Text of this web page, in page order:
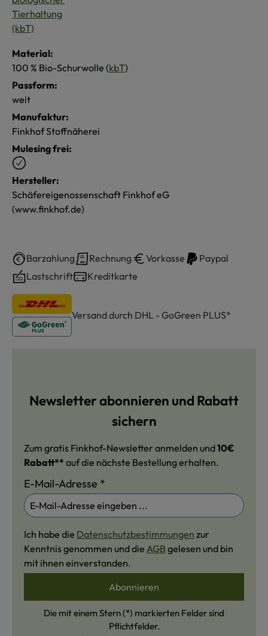
Material:
100 % Bio-Schurwolle (kbT)
Passform:
weit
Manufaktur:
Finkhof Stoffnäherei
Mulesing frei:
Hersteller:
Schäfereigenossenschaft Finkhof eG
(www.finkhof.de)
Barzahlung Rechnung Vorkasse
Paypal
Lastschrift
Kreditkarte
Versand durch DHL - GoGreen PLUS*
Newsletter abonnieren und Rabatt
sichern
Zum gratis Finkhof-Newsletter anmelden und10€
Rabatt** auf die nächste Bestellung erhalten.
E-Mail-Adresse *
Ich habe die Datenschutzbestimmungen zur
Kenntnis genommen und die AGB gelesen und bin
mit ihnen einverstanden.
Abonnieren
Die mit einem Stern (*) markierten Felder sind
Pflichtfelder.